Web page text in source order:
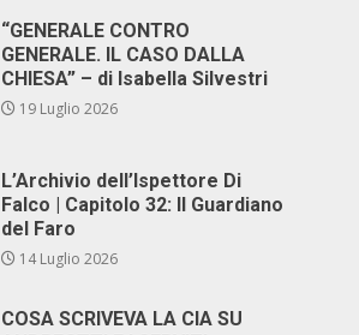
“GENERALE CONTRO
GENERALE. IL CASO DALLA
CHIESA” – di Isabella Silvestri
19 Luglio 2026
L’Archivio dell’Ispettore Di
Falco | Capitolo 32: Il Guardiano
del Faro
14 Luglio 2026
COSA SCRIVEVA LA CIA SU